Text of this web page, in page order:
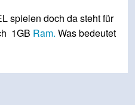
spielen doch da steht für
1GB Ram. Was bedeutet